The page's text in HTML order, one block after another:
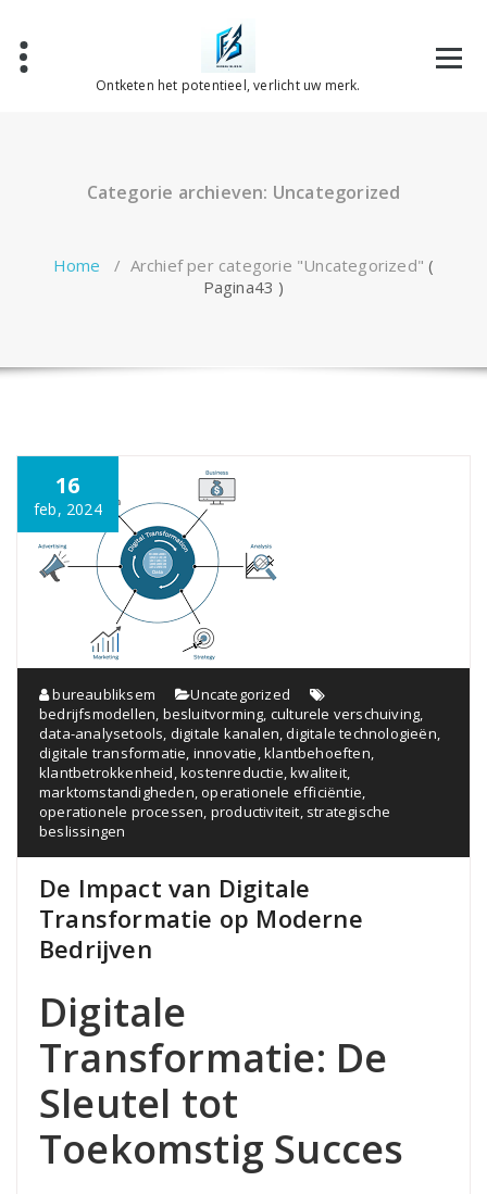
inhoud
Ontketen het potentieel, verlicht uw merk.
Categorie archieven: Uncategorized
Home / Archief per categorie "Uncategorized" (
Pagina43 )
16
feb, 2024
bureaubliksem
Uncategorized
bedrijfsmodellen, besluitvorming, culturele verschuiving,
data-analysetools, digitale kanalen,digitale technologieën,
digitale transformatie, innovatie,klantbehoeften,
klantbetrokkenheid,kostenreductie,kwaliteit,
marktomstandigheden,operationele efficiëntie,
operationele processen, productiviteit, strategische
beslissingen
De Impact van Digitale
Transformatie op Moderne
Bedrijven
Digitale
Transformatie: De
Sleutel tot
Toekomstig Succes